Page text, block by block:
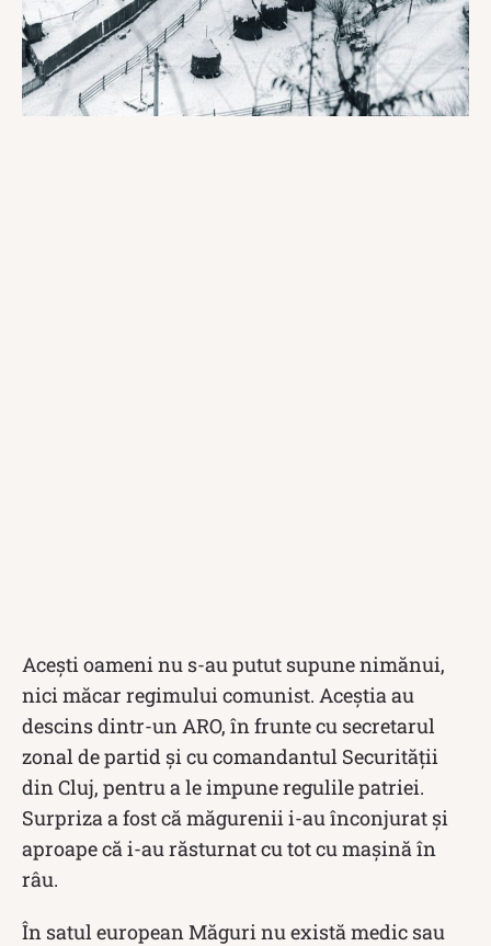
Acești oameni nu s-au putut supune nimănui,
nici măcar regimului comunist. Aceștia au
descins dintr-un ARO, în frunte cu secretarul
zonal de partid și cu comandantul Securității
din Cluj, pentru a le impune regulile patriei.
Surpriza a fost că măgurenii i-au înconjurat și
aproape că i-au răsturnat cu tot cu mașină în
râu.
În satul european Măguri nu există medic sau